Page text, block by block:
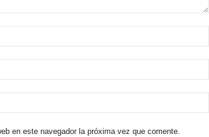
en este navegador la próxima vez que comente.